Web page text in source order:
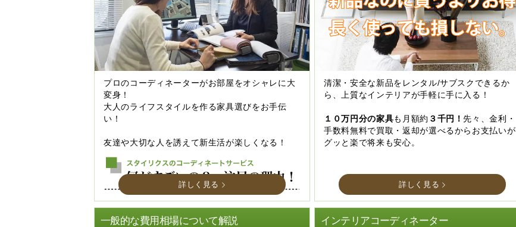
プロのコーディネーターがお部屋をオシャレに大
変身！
大人のライフスタイルを作る家具選びをお手伝
い！
友達や大切な人を誘えて新生活が楽しくなる！
詳しく見る
清潔・安全な新品をレンタル/サブスクできるか
ら、上質なインテリアが手軽に手に入る！
１０万円分の家具も月額約 ３千円！先々、金利・
手数料無料で買取・返却が選べるからお支払いが
グッと楽で将来も安心。
詳しく見る
一般的な費用相場について解説 インテリアコーディネーター